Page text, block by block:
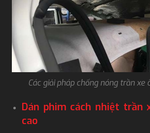
Các giải pháp chống nóng trần xe
Dán phim cách nhiệt trần
cao